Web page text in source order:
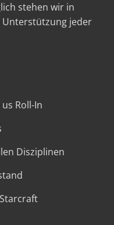
stehen wir in
jeder
Roll-In
Disziplinen